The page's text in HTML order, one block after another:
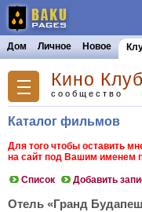
Дом Личное Новое
Кино Клуб
сообщество
Каталог фильмов
Для того чтобы оставить
на сайт под Вашим именем
Список Добавить
Отель «Гранд